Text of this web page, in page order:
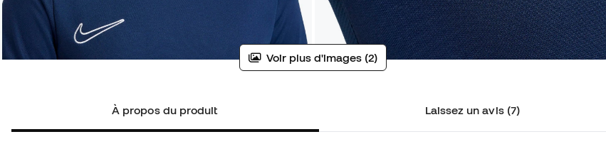
Voir plus d'images (2)
À propos du produit Laissez un avis (7)